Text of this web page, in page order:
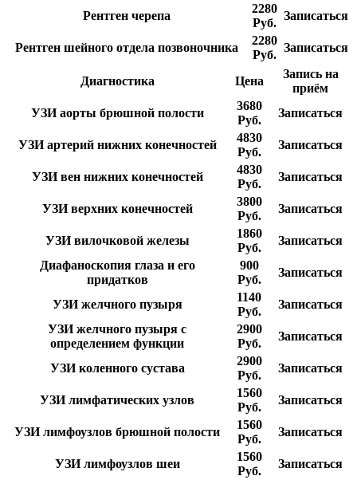
Рентген черепа
2280
Руб.
Записаться
Рентген шейного отдела позвоночника
2280
Руб.
Записаться
Диагностика Цена
Запись на
приём
УЗИ аорты брюшной полости
3680
Руб.
Записаться
УЗИ артерий нижних конечностей
4830
Руб.
Записаться
УЗИ вен нижних конечностей
4830
Руб.
Записаться
УЗИ верхних конечностей
3800
Руб.
Записаться
УЗИ вилочковой железы
1860
Руб.
Записаться
Диафаноскопия глаза и его
придатков
900
Руб.
Записаться
УЗИ желчного пузыря
1140
Руб.
Записаться
УЗИ желчного пузыря с
определением функции
2900
Руб.
Записаться
УЗИ коленного сустава
2900
Руб.
Записаться
УЗИ лимфатических узлов
1560
Руб.
Записаться
УЗИ лимфоузлов брюшной полости
1560
Руб.
Записаться
УЗИ лимфоузлов шеи
1560
Руб.
Записаться